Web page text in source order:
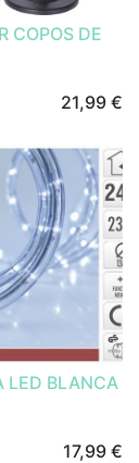
COPOS DE
21,99 €
LED BLANCA
17,99 €